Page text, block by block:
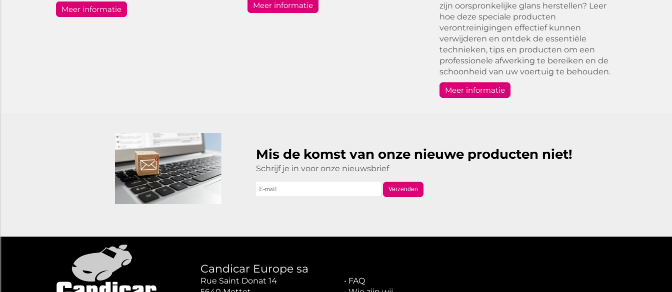
Meer informatie
Meer informatie
zijn oorspronkelijke glans herstellen? Leer
hoe deze speciale producten
verontreinigingen effectief kunnen
verwijderen en ontdek de essentiële
technieken, tips en producten om een
professionele afwerking te bereiken en de
schoonheid van uw voertuig te behouden.
Meer informatie
Mis de komst van onze nieuwe producten niet!
Schrijf je in voor onze nieuwsbrief
Verzenden
Candicar Europe sa
Rue Saint Donat 14
• FAQ